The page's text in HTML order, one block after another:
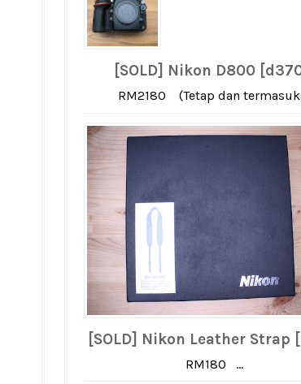
[SOLD] Nikon D800
RM2180 (Tetap dan termasuk
[SOLD] Nikon Leather Strap
RM180 ...